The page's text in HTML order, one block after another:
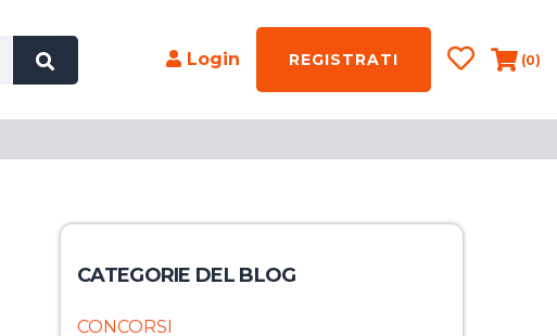
Login REGISTRATI (0)
CATEGORIE DEL BLOG
CONCORSI